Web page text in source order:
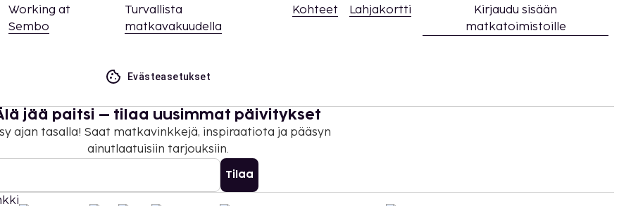
yhteyttä
Working at
Sembo
Turvallista
matkavakuudella
Kohteet Lahjakortti
Kirjaudu sisään
matkatoimistoille
Evästeasetukset
jää paitsi – tilaa uusimmat päivitykset
ajan tasalla! Saat matkavinkkejä, inspiraatiota ja pääsyn
ainutlaatuisiin tarjouksiin.
Tilaa